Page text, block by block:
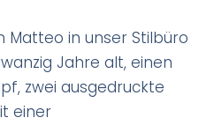
Matteo in unser Stilbüro
Jahre alt, einen
zwei ausgedruckte
einer